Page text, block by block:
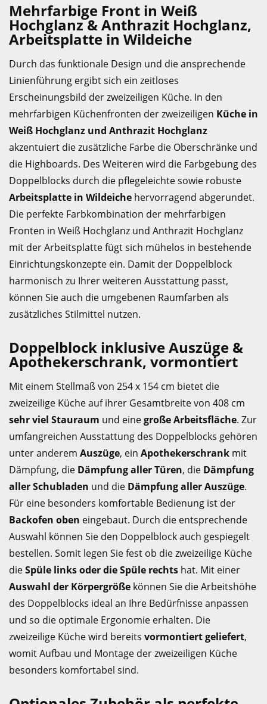
Mehrfarbige Front in Weiß
Hochglanz & Anthrazit Hochglanz,
Arbeitsplatte in Wildeiche
Durch das funktionale Design und die ansprechende
Linienführung ergibt sich ein zeitloses
Erscheinungsbild der zweizeiligen Küche. In den
mehrfarbigen Küchenfronten der zweizeiligen Küche in
Weiß Hochglanz und Anthrazit Hochglanz
akzentuiert die zusätzliche Farbe die Oberschränke und
die Highboards. Des Weiteren wird die Farbgebung des
Doppelblocks durch die pflegeleichte sowie robuste
Arbeitsplatte in Wildeiche hervorragend abgerundet.
Die perfekte Farbkombination der mehrfarbigen
Fronten in Weiß Hochglanz und Anthrazit Hochglanz
mit der Arbeitsplatte fügt sich mühelos in bestehende
Einrichtungskonzepte ein. Damit der Doppelblock
harmonisch zu Ihrer weiteren Ausstattung passt,
können Sie auch die umgebenen Raumfarben als
zusätzliches Stilmittel nutzen.
Doppelblock inklusive Auszüge &
Apothekerschrank, vormontiert
Mit einem Stellmaß von 254 x 154 cm bietet die
zweizeilige Küche auf ihrer Gesamtbreite von 408 cm
sehr viel Stauraum und einegroße Arbeitsfläche. Zur
umfangreichen Ausstattung des Doppelblocks gehören
unter anderem Auszüge, ein Apothekerschrank mit
Dämpfung, die Dämpfung aller Türen, die Dämpfung
aller Schubladen und die Dämpfung aller Auszüge.
Für eine besonders komfortable Bedienung ist der
Backofen oben eingebaut. Durch die entsprechende
Auswahl können Sie den Doppelblock auch gespiegelt
bestellen. Somit legen Sie fest ob die zweizeilige Küche
dieSpüle links oder die Spüle rechts hat. Mit einer
Auswahl der Körpergröße können Sie die Arbeitshöhe
des Doppelblocks ideal an Ihre Bedürfnisse anpassen
und so die optimale Ergonomie erhalten. Die
zweizeilige Küche wird bereits vormontiert geliefert,
womit Aufbau und Montage der zweizeiligen Küche
besonders komfortabel sind.